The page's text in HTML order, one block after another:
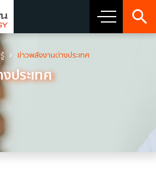
สัญลักษณ์
ข่าวพลังงานต่างประเทศ
ประเทศ